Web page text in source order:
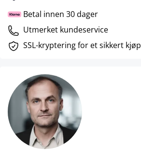
Betal innen 30 dager
Utmerket kundeservice
SSL-kryptering for et sikkert kjøp